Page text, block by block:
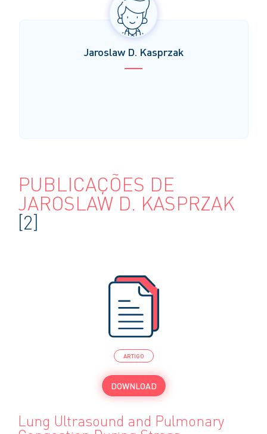
Jaroslaw D. Kasprzak
PUBLICAÇÕES DE
JAROSLAW D. KASPRZAK
[2]
ARTIGO
DOWNLOAD
Lung Ultrasound and Pulmonary